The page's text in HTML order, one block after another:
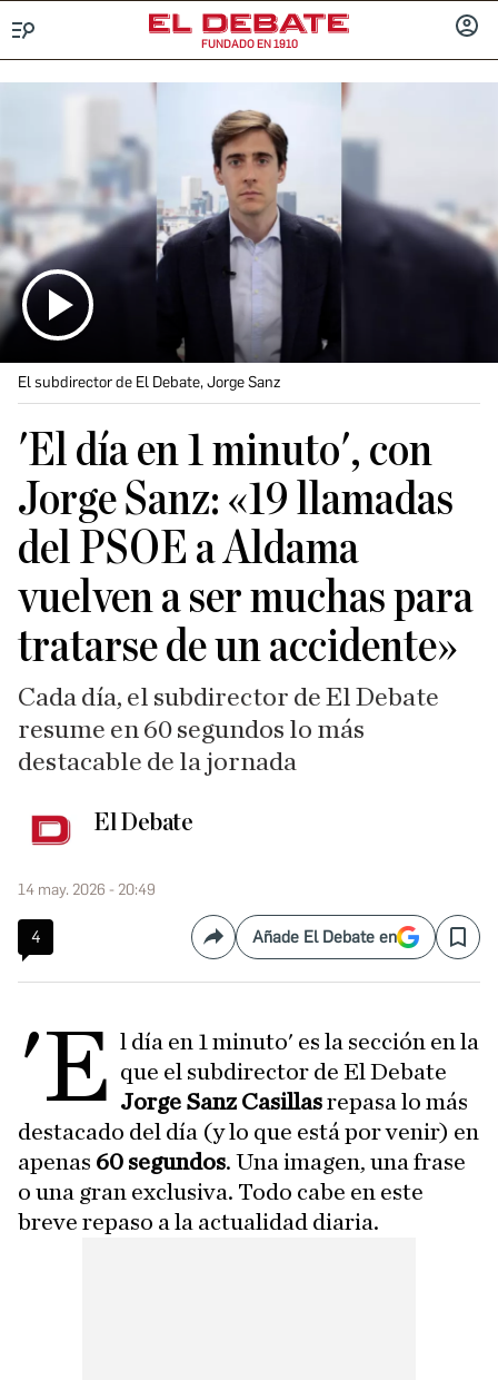
FUNDADO EN 1910
El subdirector de El Debate, Jorge Sanz
'El día en 1 minuto', con
Jorge Sanz: «19 llamadas
del PSOE a Aldama
vuelven a ser muchas para
tratarse de un accidente»
Cada día, el subdirector de El Debate
resume en 60 segundos lo más
destacable de la jornada
El Debate
14 may. 2026 - 20:49
4 CompartirAñade El Debate en Save
'E l día en 1 minuto' es la sección en la
que el subdirector de El Debate
Jorge Sanz Casillasrepasa lo más
destacado del día (y lo que está por venir) en
apenas 60 segundos. Una imagen, una frase
o una gran exclusiva. Todo cabe en este
breve repaso a la actualidad diaria.